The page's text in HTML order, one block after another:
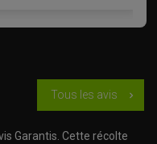
Tous les avis chevron_right
Garantis. Cette récolte